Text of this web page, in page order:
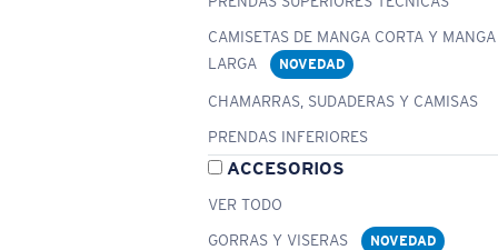
CAMISETAS DE MANGA CORTA Y MANGA
LARGA
NOVEDAD
CHAMARRAS, SUDADERAS Y CAMISAS
PRENDAS INFERIORES
ACCESORIOS
VER TODO
GORRAS Y VISERAS
NOVEDAD